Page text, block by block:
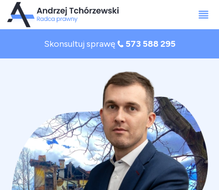
Skonsultuj sprawę 573 588 295